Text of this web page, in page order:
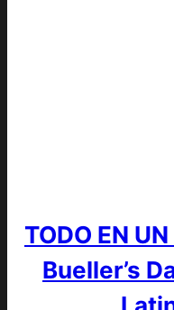
TODO EN
Bueller’s